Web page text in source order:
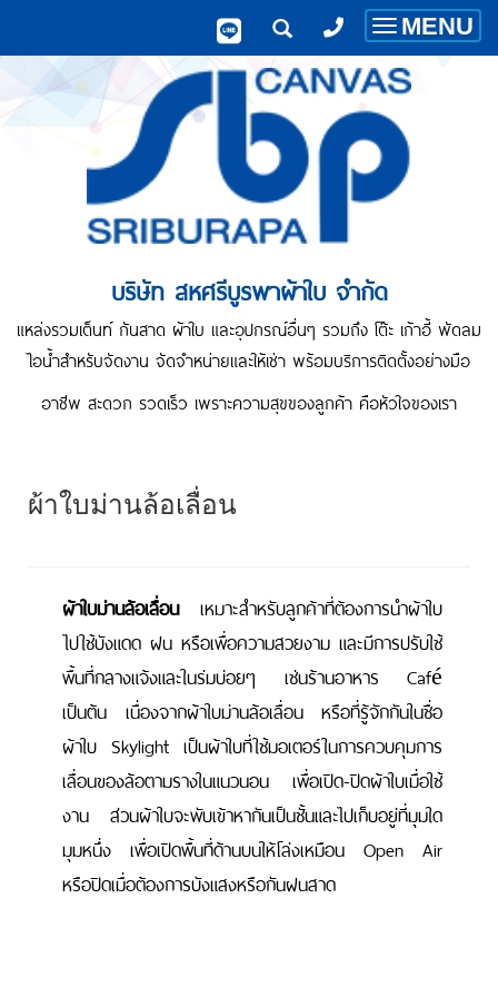
บริษัท สหศรีบูรพาผ้าใบ จำกัด
แหล่งรวมเต็นท์ กันสาด ผ้าใบ และอุปกรณ์อื่นๆ รวมถึง โต๊ะ เก้าอี้ พัดลม
ไอน้ำสำหรับจัดงาน จัดจำหน่ายและให้เช่า พร้อมบริการติดตั้งอย่างมือ
อาชีพ สะดวก รวดเร็ว เพราะความสุขของลูกค้า คือหัวใจของเรา
Toggle
MENU
ผ้าใบม่านล้อเลื่อน
ผ้าใบม่านล้อเลื่อน เหมาะสำหรับลูกค้าที่ต้องการนำผ้าใบ
ไปใช้บังแดด ฝน หรือเพื่อความสวยงาม และมีการปรับใช้
พื้นที่กลางแจ้งและในร่มบ่อยๆ เช่นร้านอาหาร Café
เป็นต้น เนื่องจากผ้าใบม่านล้อเลื่อน หรือที่รู้จักกันในชื่อ
ผ้าใบ Skylight เป็นผ้าใบที่ใช้มอเตอร์ในการควบคุมการ
เลื่อนของล้อตามรางในแนวนอน เพื่อเปิด-ปิดผ้าใบเมื่อใช้
งาน ส่วนผ้าใบจะพับเข้าหากันเป็นชั้นและไปเก็บอยู่ที่มุมใด
มุมหนึ่ง เพื่อเปิดพื้นที่ด้านบนให้โล่งเหมือน Open Air
หรือปิดเมื่อต้องการบังแสงหรือกันฝนสาด